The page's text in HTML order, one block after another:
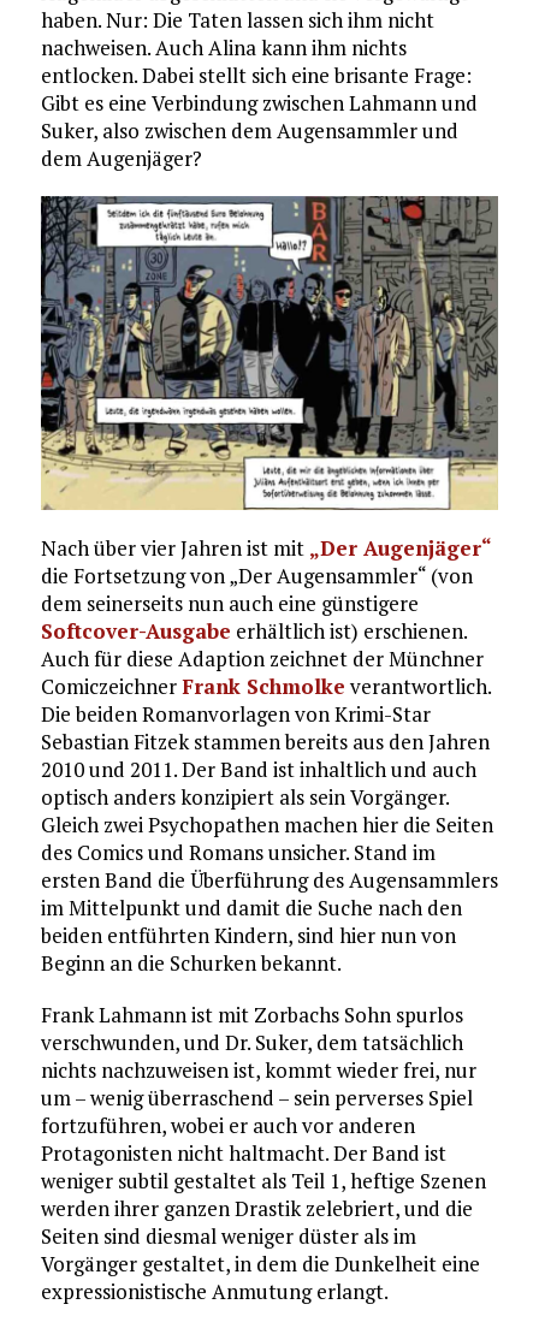
haben. Nur: Die Taten lassen sich ihm nicht
nachweisen. Auch Alina kann ihm nichts
entlocken. Dabei stellt sich eine brisante Frage:
Gibt es eine Verbindung zwischen Lahmann und
Suker, also zwischen dem Augensammler und
dem Augenjäger?
Nach über vier Jahren ist mit „Der Augenjäger“
die Fortsetzung von „Der Augensammler“ (von
dem seinerseits nun auch eine günstigere
Softcover-Ausgabe erhältlich ist) erschienen.
Auch für diese Adaption zeichnet der Münchner
ComiczeichnerFrank Schmolke verantwortlich.
Die beiden Romanvorlagen von Krimi-Star
Sebastian Fitzek stammen bereits aus den Jahren
2010 und 2011. Der Band ist inhaltlich und auch
optisch anders konzipiert als sein Vorgänger.
Gleich zwei Psychopathen machen hier die Seiten
des Comics und Romans unsicher. Stand im
ersten Band die Überführung des Augensammlers
im Mittelpunkt und damit die Suche nach den
beiden entführten Kindern, sind hier nun von
Beginn an die Schurken bekannt.
Frank Lahmann ist mit Zorbachs Sohn spurlos
verschwunden, und Dr. Suker, dem tatsächlich
nichts nachzuweisen ist, kommt wieder frei, nur
um – wenig überraschend – sein perverses Spiel
fortzuführen, wobei er auch vor anderen
Protagonisten nicht haltmacht. Der Band ist
weniger subtil gestaltet als Teil 1, heftige Szenen
werden ihrer ganzen Drastik zelebriert, und die
Seiten sind diesmal weniger düster als im
Vorgänger gestaltet, in dem die Dunkelheit eine
expressionistische Anmutung erlangt.